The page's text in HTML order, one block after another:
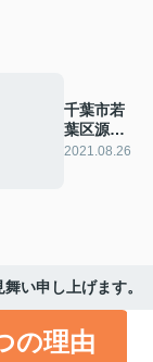
千葉市若
葉区源町
～残り2
2021.08.26
い申し上げます。
の理由